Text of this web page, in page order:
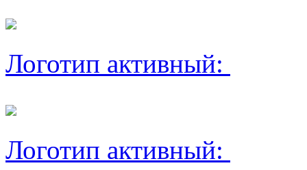
Логотип активный:
Логотип активный: